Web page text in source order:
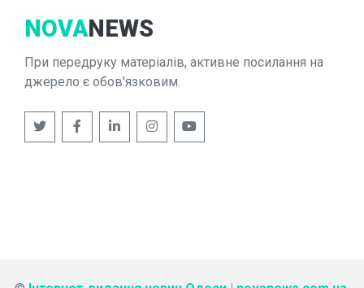
NOVANEWS
При передруку матеріалів, активне посилання на
джерело є обов'язковим.